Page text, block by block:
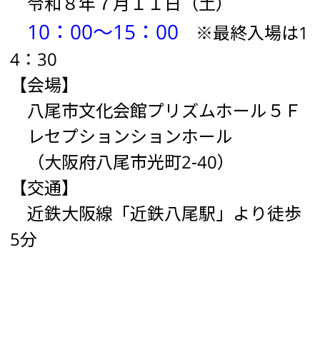
10：00～15：00 ※最終入場は1
4：30
【会場】
八尾市文化会館プリズムホール５Ｆ
レセプションションホール
（大阪府八尾市光町2-40）
【交通】
近鉄大阪線「近鉄八尾駅」より徒歩
5分